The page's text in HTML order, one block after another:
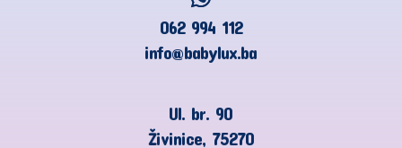
062 994 112
info@babylux.ba
Ul. br. 90
Živinice, 75270